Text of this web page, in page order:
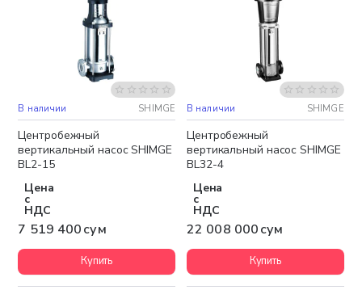
Бесплатная доставка
В наличии SHIMGE
Центробежный
вертикальный насос SHIMGE
BL2-15
Цена
с
НДС
7 519 400 сум
Купить
Бесплатная доставка
В наличии SHIMGE
Центробежный
вертикальный насос SHIMGE
BL32-4
Цена
с
НДС
22 008 000 сум
Купить